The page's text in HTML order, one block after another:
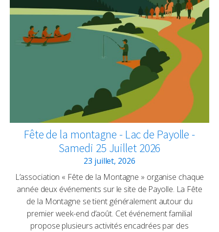
Fête de la montagne - Lac de Payolle -
Samedi 25 Juillet 2026
23 juillet, 2026
L’association « Fête de la Montagne » organise chaque
année deux événements sur le site de Payolle. La Fête
de la Montagne se tient généralement autour du
premier week-end d’août. Cet événement familial
propose plusieurs activités encadrées par des